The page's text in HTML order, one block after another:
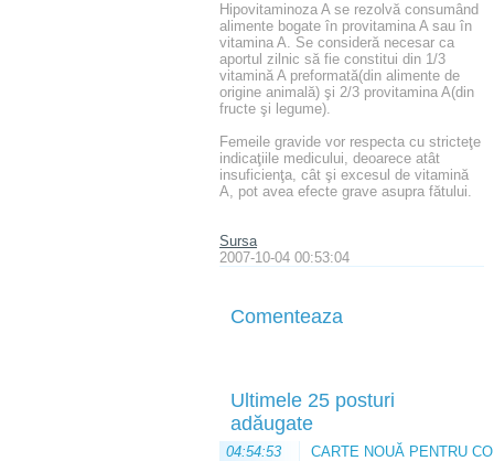
Hipovitaminoza A se rezolvă consumând
alimente bogate în provitamina A sau în
vitamina A. Se consideră necesar ca
aportul zilnic să fie constitui din 1/3
vitamină A preformată(din alimente de
origine animală) şi 2/3 provitamina A(din
fructe şi legume).
Femeile gravide vor respecta cu stricteţe
indicaţiile medicului, deoarece atât
insuficienţa, cât şi excesul de vitamină
A, pot avea efecte grave asupra fătului.
Sursa
2007-10-04 00:53:04
Comenteaza
Ultimele 25 posturi
adăugate
04:54:53
CARTE NOUĂ PENTRU